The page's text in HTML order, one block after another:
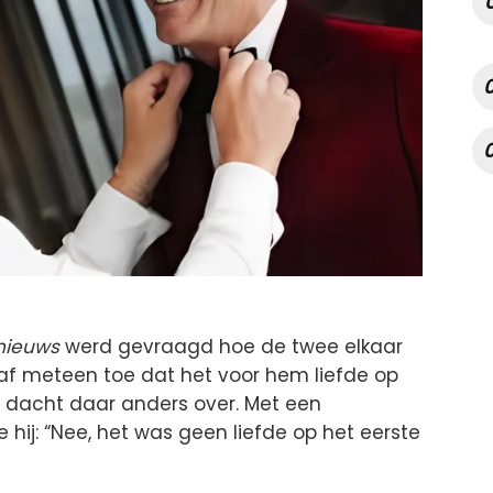
werd gevraagd hoe de twee elkaar
meteen toe dat het voor hem liefde op
daar anders over. Met een
“Nee, het was geen liefde op het eerste